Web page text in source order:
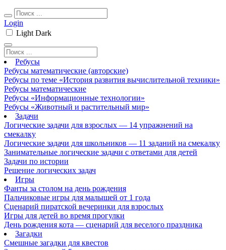
Login
Light Dark
Ребусы
Ребусы математические (авторские)
Ребусы по теме «История развития вычислительной техники»
Ребусы математические
Ребусы «Информационные технологии»
Ребусы «Животный и растительный мир»
Задачи
Логические задачи для взрослых — 14 упражнений на
смекалку
Логические задачи для школьников — 11 заданий на смекалку
Занимательные логические задачи с ответами для детей
Задачи по истории
Решение логических задач
Игры
Фанты за столом на день рождения
Пальчиковые игры для малышей от 1 года
Сценарий пиратской вечеринки для взрослых
Игры для детей во время прогулки
День рождения кота — сценарий для веселого праздника
Загадки
Смешные загадки для квестов